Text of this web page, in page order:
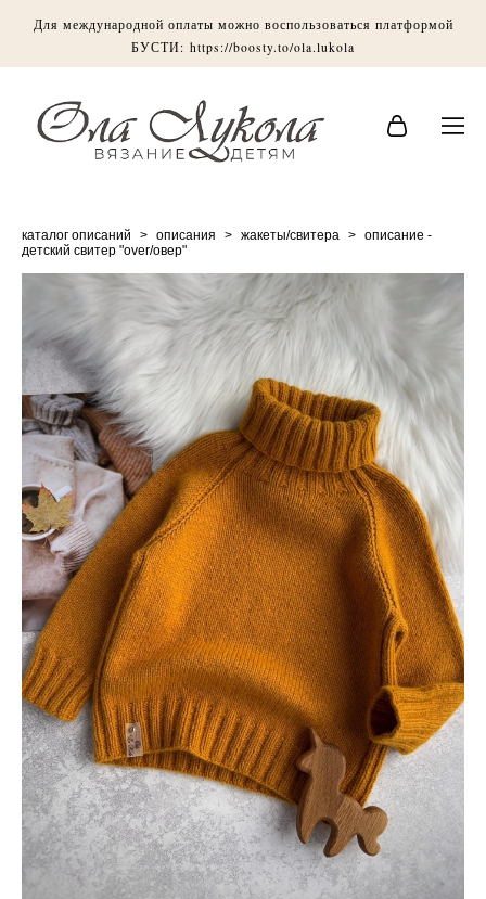
Для международной оплаты можно воспользоваться платформой
БУСТИ: https://boosty.to/ola.lukola
каталог описаний > описания > жакеты/свитера > описание -
детский свитер "over/овер"